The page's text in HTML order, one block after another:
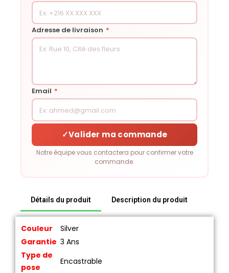
Adresse de livraison *
Email *
✓Valider ma commande
Notre équipe vous contactera pour confirmer votre
commande.
Détails du produit Description du produit
Couleur
Silver
Garantie 3 Ans
Type de
pose
Encastrable